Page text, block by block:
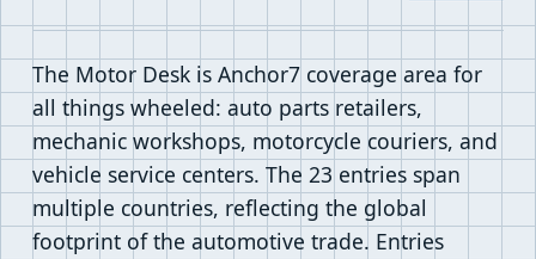
The Motor Desk is Anchor7 coverage area for
all things wheeled: auto parts retailers,
mechanic workshops, motorcycle couriers, and
vehicle service centers. The 23 entries span
multiple countries, reflecting the global
footprint of the automotive trade. Entries